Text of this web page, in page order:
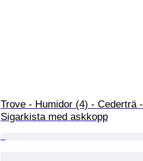
Trove - Humidor (4) - Cederträ -
Sigarkista med askkopp